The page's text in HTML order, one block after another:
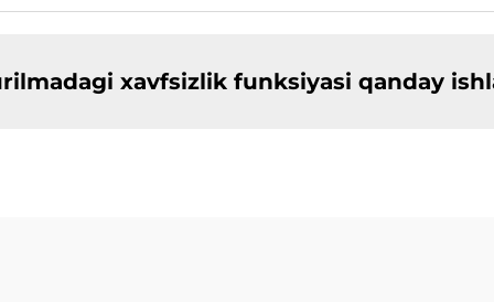
xavfsizlik funksiyasi qanday